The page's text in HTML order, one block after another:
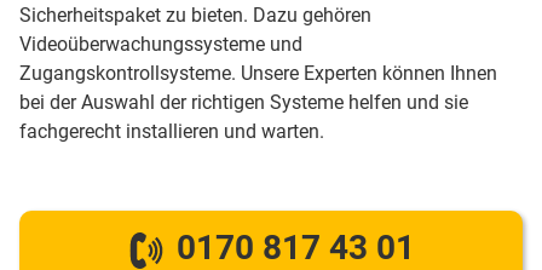
Sicherheitspaket zu bieten. Dazu gehören
Videoüberwachungssysteme und
Zugangskontrollsysteme. Unsere Experten können Ihnen
bei der Auswahl der richtigen Systeme helfen und sie
fachgerecht installieren und warten.
0170 817 43 01